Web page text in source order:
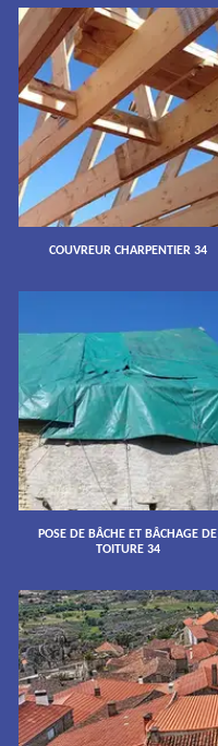
COUVREUR CHARPENTIER 34
POSE DE BÂCHE ET BÂCHAGE DE
TOITURE 34